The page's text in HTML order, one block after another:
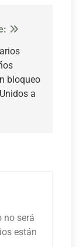
bloqueo
a
no será
están